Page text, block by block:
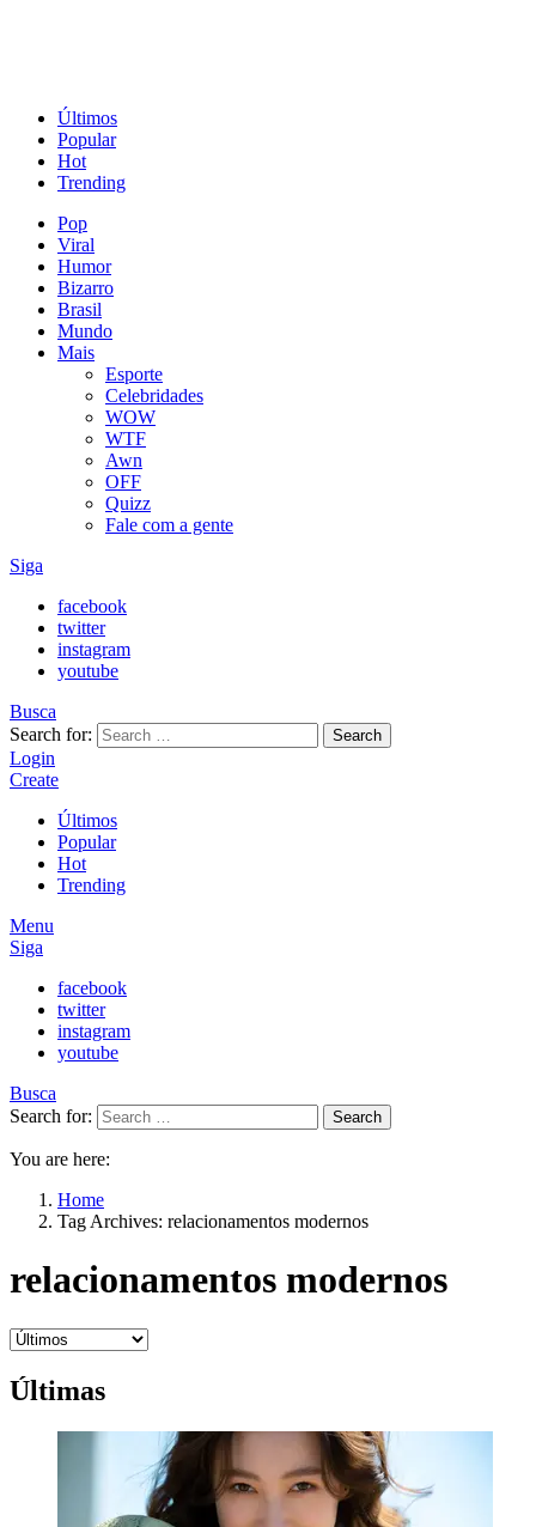
Últimos
Popular
Hot
Trending
Pop
Viral
Humor
Bizarro
Brasil
Mundo
Mais
Esporte
Celebridades
WOW
WTF
Awn
OFF
Quizz
Fale com a gente
Siga
facebook
twitter
instagram
youtube
Busca
Search for:
Search
Login
Create
Últimos
Popular
Hot
Trending
Menu
Siga
facebook
twitter
instagram
youtube
Busca
Search for:
Search
You are here:
Home
Tag Archives: relacionamentos modernos
relacionamentos modernos
Últimas